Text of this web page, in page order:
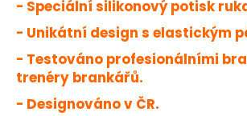
- Speciální silikonový potisk
- Unikátní design s elastickým
- Testováno profesionálními
trenéry brankářů.
- Designováno v ČR.
JFAM
SPLASH
WHITE
NEG
1
099
Kč